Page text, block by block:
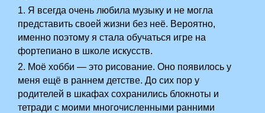
1. Я всегда очень любила музыку и не могла
представить своей жизни без неё. Вероятно,
именно поэтому я стала обучаться игре на
фортепиано в школе искусств.
2. Моё хобби — это рисование. Оно появилось у
меня ещё в раннем детстве. До сих пор у
родителей в шкафах сохранились блокноты и
тетради с моими многочисленными ранними